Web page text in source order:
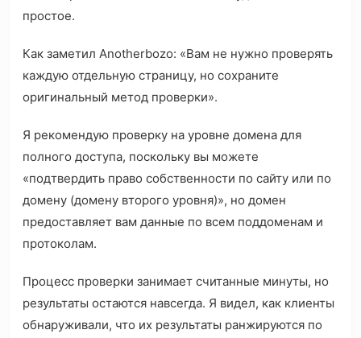
простое.
Как заметил Anotherbozo: «Вам не нужно проверять
каждую отдельную страницу, но сохраните
оригинальный метод проверки».
Я рекомендую проверку на уровне домена для
полного доступа, поскольку вы можете
«подтвердить право собственности по сайту или по
домену (домену второго уровня)», но домен
предоставляет вам данные по всем поддоменам и
протоколам.
Процесс проверки занимает считанные минуты, но
результаты остаются навсегда. Я видел, как клиенты
обнаруживали, что их результаты ранжируются по